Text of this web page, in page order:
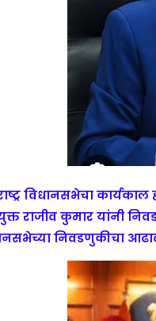
विधानसभेचा
राजीव कुमार यांनी
निवडणुकीचा